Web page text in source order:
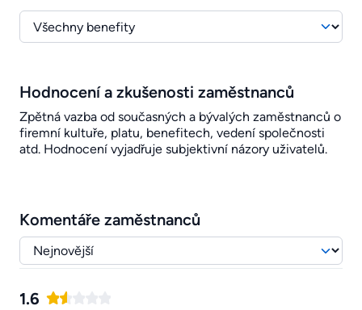
Hodnocení a zkušenosti zaměstnanců
Zpětná vazba od současných a bývalých zaměstnanců o
firemní kultuře, platu, benefitech, vedení společnosti
atd. Hodnocení vyjadřuje subjektivní názory uživatelů.
Komentáře zaměstnanců
1.6